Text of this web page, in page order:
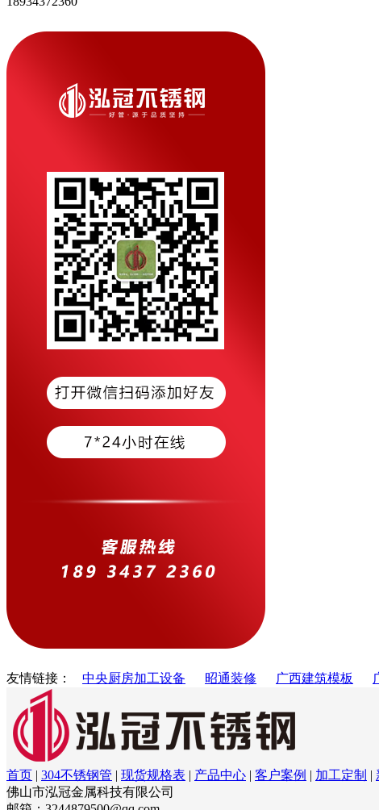
友情链接： 中央厨房加工设备 昭通装修 广西建筑模板
首页 | 304不锈钢管 | 现货规格表 | 产品中心 | 客户案例 | 加工定制 |
佛山市泓冠金属科技有限公司